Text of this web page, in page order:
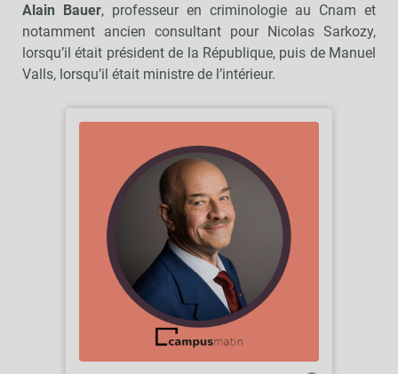
Alain Bauer, professeur en criminologie au Cnam et
notamment ancien consultant pour Nicolas Sarkozy,
lorsqu’il était président de la République, puis de Manuel
Valls, lorsqu’il était ministre de l’intérieur.